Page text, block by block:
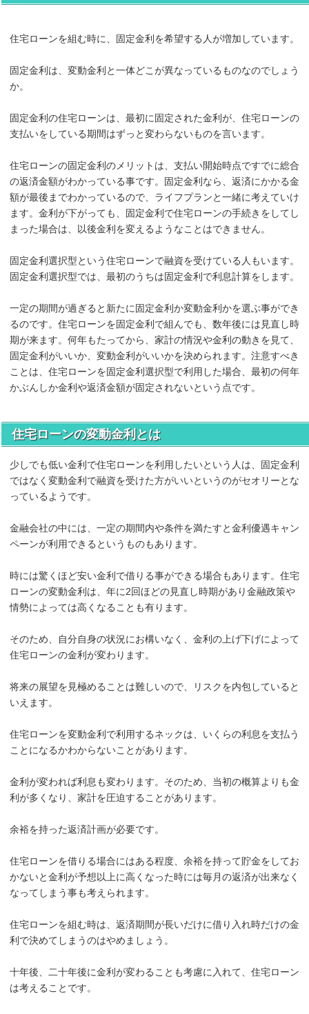
住宅ローンを組む時に、固定金利を希望する人が増加しています。
固定金利は、変動金利と一体どこが異なっているものなのでしょう
か。
固定金利の住宅ローンは、最初に固定された金利が、住宅ローンの
支払いをしている期間はずっと変わらないものを言います。
住宅ローンの固定金利のメリットは、支払い開始時点ですでに総合
の返済金額がわかっている事です。固定金利なら、返済にかかる金
額が最後までわかっているので、ライフプランと一緒に考えていけ
ます。金利が下がっても、固定金利で住宅ローンの手続きをしてし
まった場合は、以後金利を変えるようなことはできません。
固定金利選択型という住宅ローンで融資を受けている人もいます。
固定金利選択型では、最初のうちは固定金利で利息計算をします。
一定の期間が過ぎると新たに固定金利か変動金利かを選ぶ事ができ
るのです。住宅ローンを固定金利で組んでも、数年後には見直し時
期が来ます。何年もたってから、家計の情況や金利の動きを見て、
固定金利がいいか、変動金利がいいかを決められます。注意すべき
ことは、住宅ローンを固定金利選択型で利用した場合、最初の何年
かぶんしか金利や返済金額が固定されないという点です。
住宅ローンの変動金利とは
少しでも低い金利で住宅ローンを利用したいという人は、固定金利
ではなく変動金利で融資を受けた方がいいというのがセオリーとな
っているようです。
金融会社の中には、一定の期間内や条件を満たすと金利優遇キャン
ペーンが利用できるというものもあります。
時には驚くほど安い金利で借りる事ができる場合もあります。住宅
ローンの変動金利は、年に2回ほどの見直し時期があり金融政策や
情勢によっては高くなることも有ります。
そのため、自分自身の状況にお構いなく、金利の上げ下げによって
住宅ローンの金利が変わります。
将来の展望を見極めることは難しいので、リスクを内包していると
いえます。
住宅ローンを変動金利で利用するネックは、いくらの利息を支払う
ことになるかわからないことがあります。
金利が変われば利息も変わります。そのため、当初の概算よりも金
利が多くなり、家計を圧迫することがあります。
余裕を持った返済計画が必要です。
住宅ローンを借りる場合にはある程度、余裕を持って貯金をしてお
かないと金利が予想以上に高くなった時には毎月の返済が出来なく
なってしまう事も考えられます。
住宅ローンを組む時は、返済期間が長いだけに借り入れ時だけの金
利で決めてしまうのはやめましょう。
十年後、二十年後に金利が変わることも考慮に入れて、住宅ローン
は考えることです。